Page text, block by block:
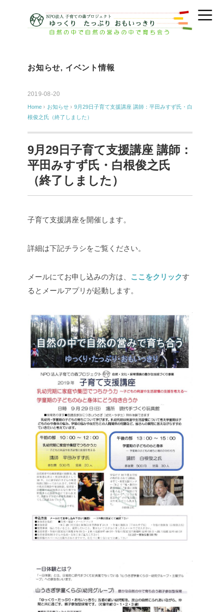
お知らせ, イベント情報
2019-08-20
Home › お知らせ › 9月29日子育て支援講座 講師：平田みすず氏・白
根俊之氏（終了しました）
9月29日子育て支援講座 講師：
平田みすず氏・白根俊之氏
（終了しました）
子育て支援講座を開催します。
詳細は下記チラシをご覧ください。
メールにてお申し込みの方は、 ここをクリックす
るとメールアプリが起動します。